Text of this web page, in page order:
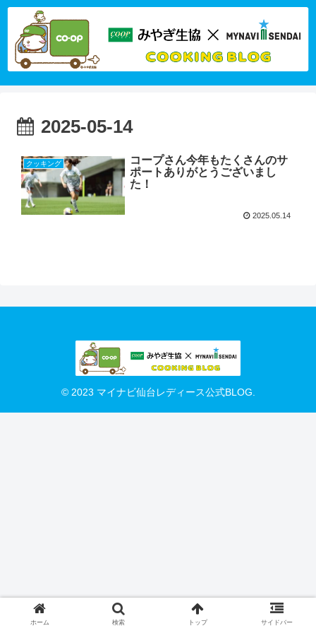
2025-05-14
クッキング
コープさん今年もたくさんのサ
ポートありがとうございまし
た！
2025.05.14
© 2023 マイナビ仙台レディース公式BLOG.
ホーム 検索 トップ サイドバー